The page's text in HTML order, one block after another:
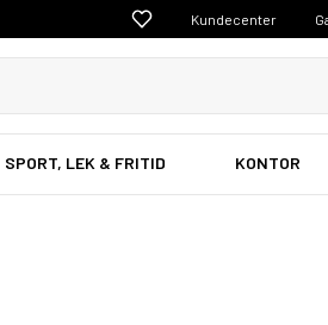
Kundecenter
SPORT, LEK & FRITID KONTOR